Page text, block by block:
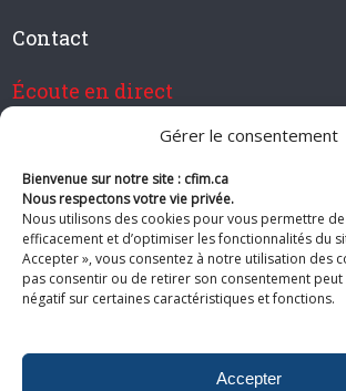
Gérer le consentement
Bienvenue sur notre site : cfim.ca
Nous respectons votre vie privée.
Nous utilisons des cookies pour vous permettre
efficacement et d’optimiser les fonctionnalités du
Accepter », vous consentez à notre utilisation des
pas consentir ou de retirer son consentement
négatif sur certaines caractéristiques et fonctions.
Accepter
Contact
Écoute en direct
Devenir membre de CFIM
Suivez-nous